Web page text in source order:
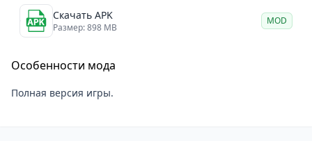
подобного жанра.
Игра доступна на Android и оптимизирована для
погрузиться в атмосферу симулятора свиданий, где
каждый ваш выбор имеет значение.
Скачать APK
Размер: 898 MB
MOD
Особенности мода
Полная версия игры.